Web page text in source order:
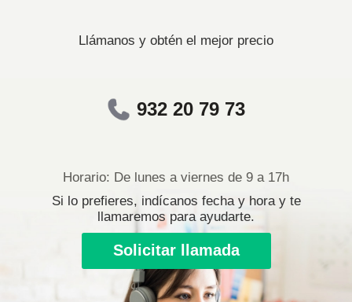
Llámanos y obtén el mejor precio
932 20 79 73
Horario: De lunes a viernes de 9 a 17h
Si lo prefieres, indícanos fecha y hora y te
llamaremos para ayudarte.
Solicitar llamada